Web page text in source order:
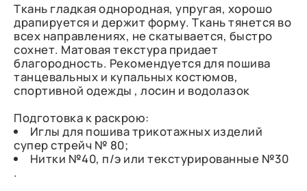
Ткань гладкая однородная, упругая, хорошо
драпируется и держит форму. Ткань тянется во
всех направлениях, не скатывается, быстро
сохнет. Матовая текстура придает
благородность. Рекомендуется для пошива
танцевальных и купальных костюмов,
спортивной одежды , лосин и водолазок
Подготовка к раскрою:
Иглы для пошива трикотажных изделий
супер стрейч № 80;
Нитки №40, п/э или текстурированные №30
.